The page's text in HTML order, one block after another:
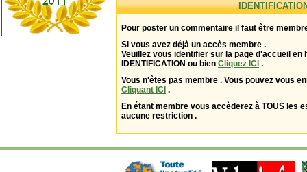
Pour poster un commentaire il faut être
Si vous avez déjà un accès membre .
Veuillez vous identifier sur la page d'accueil en
IDENTIFICATION ou bien Cliquez ICI .
Vous n'êtes pas membre . Vous pouvez vous
Cliquant ICI .
En étant membre vous accèderez à TOUS les
aucune restriction .